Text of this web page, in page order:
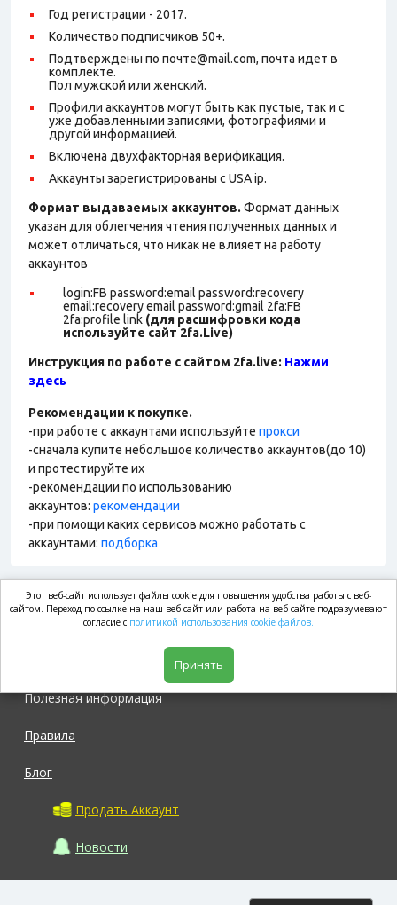
Год регистрации - 2017.
Количество подписчиков 50+.
Подтверждены по почте@mail.com, почта идет в
комплекте.
Пол мужской или женский.
Профили аккаунтов могут быть как пустые, так и с
уже добавленными записями, фотографиями и
другой информацией.
Включена двухфакторная верификация.
Аккаунты зарегистрированы с USA ip.
Формат выдаваемых аккаунтов. Формат данных
указан для облегчения чтения полученных данных и
может отличаться, что никак не влияет на работу
аккаунтов
login:FB password:email password:recovery
email:recovery email password:gmail 2fa:FB
2fa:profile link (для расшифровки кода
используйте сайт 2fa.Live)
Инструкция по работе с сайтом 2fa.live: Нажми
здесь
Рекомендации к покупке.
-при работе с аккаунтами используйте прокси
-сначала купите небольшое количество аккаунтов(до 10)
и протестируйте их
-рекомендации по использованию
аккаунтов: рекомендации
-при помощи каких сервисов можно работать с
аккаунтами: подборка
market.com
Полезная информация
Правила
Блог
Продать Аккаунт
Новости
Этот веб-сайт использует файлы cookie для повышения удобства работы с веб-
сайтом. Переход по ссылке на наш веб-сайт или работа на веб-сайте подразумевают
согласие с политикой использования cookie файлов.
Принять